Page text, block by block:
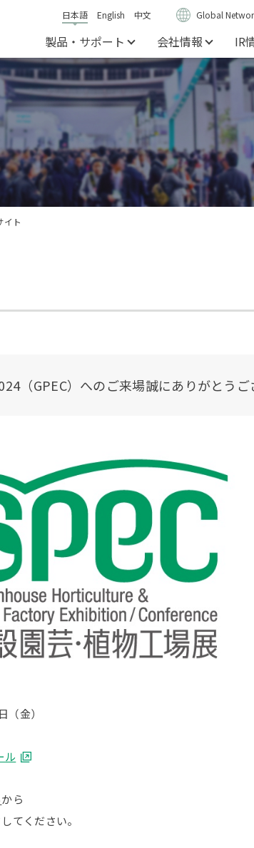
日本語 English 中文 Global
製品・サポート 会社情報 IR
イト
（GPEC）へのご来場誠にありがとうご
金）
ル
から
てください。